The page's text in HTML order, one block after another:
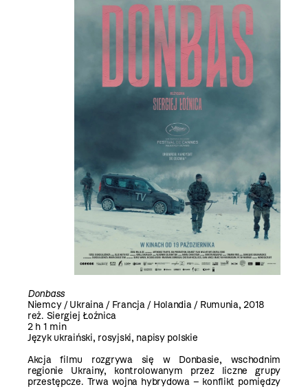
Donbass
Niemcy / Ukraina / Francja / Holandia / Rumunia, 2018
reż. Siergiej Łoźnica
2 h 1 min
Język ukraiński, rosyjski, napisy polskie
Akcja filmu rozgrywa się w Donbasie, wschodnim
regionie Ukrainy, kontrolowanym przez liczne grupy
przestępcze. Trwa wojna hybrydowa – konflikt pomiędzy